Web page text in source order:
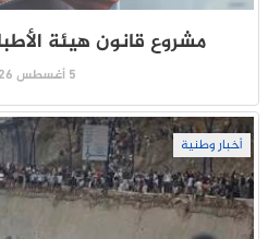
مشروع قانون هيئة
5 أغسطس 2026
أخبار وطنية